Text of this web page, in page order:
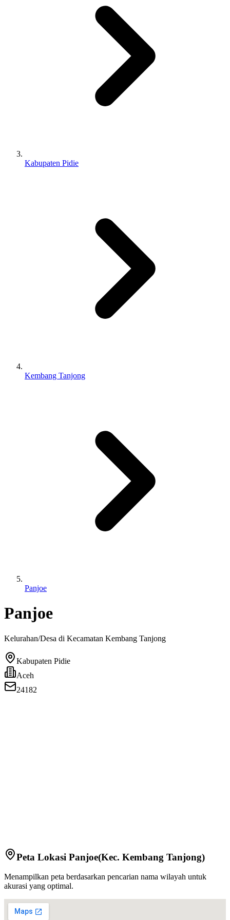
Kabupaten Pidie
Kembang Tanjong
Panjoe
Panjoe
Kelurahan/Desa di Kecamatan Kembang Tanjong
Kabupaten Pidie
Aceh
24182
Peta Lokasi Panjoe(Kec. Kembang Tanjong)
Menampilkan peta berdasarkan pencarian nama wilayah untuk
akurasi yang optimal.